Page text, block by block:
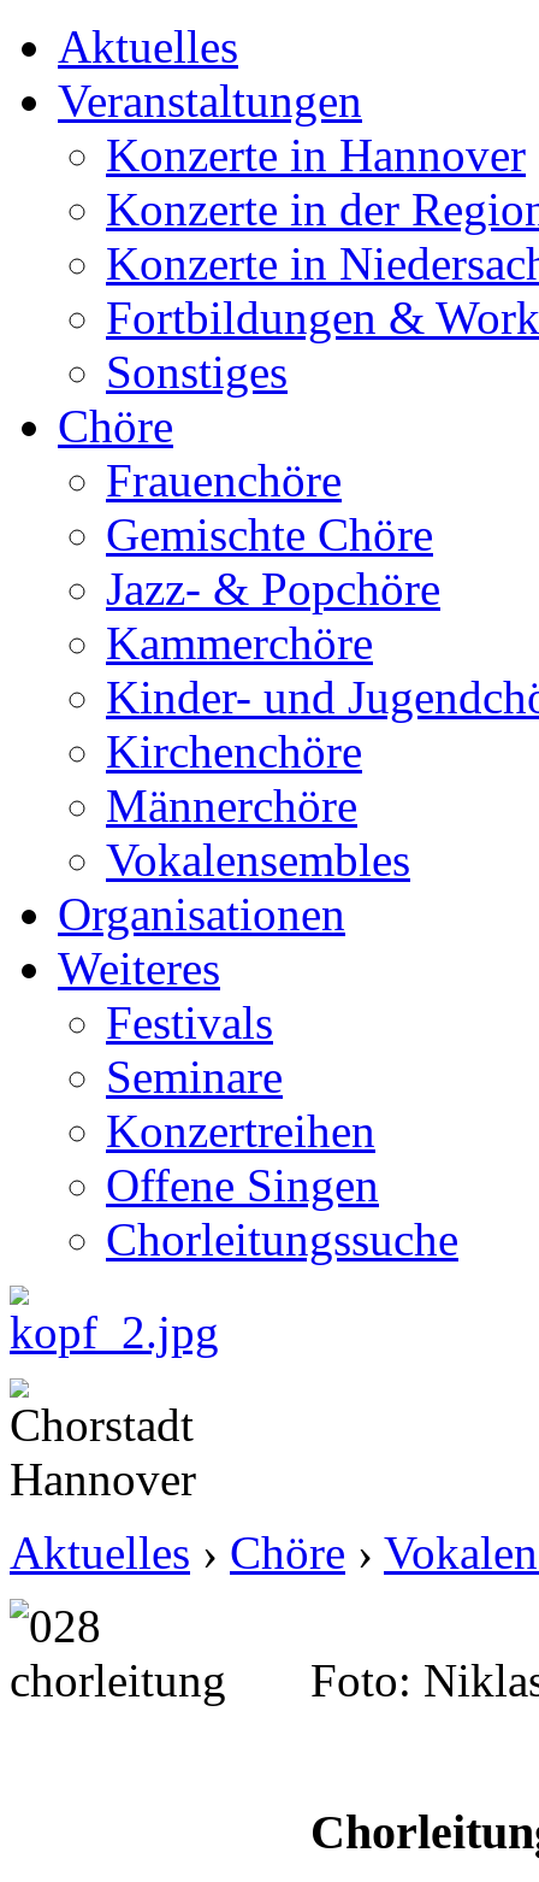
Aktuelles
Veranstaltungen
Konzerte in Hannover
Konzerte in der
Konzerte in
Fortbildungen &
Sonstiges
Chöre
Frauenchöre
Gemischte Chöre
Jazz- & Popchöre
Kammerchöre
Kinder- und
Kirchenchöre
Männerchöre
Vokalensembles
Organisationen
Weiteres
Festivals
Seminare
Konzertreihen
Offene Singen
Chorleitungssuche
Aktuelles › Chöre ›
Foto: